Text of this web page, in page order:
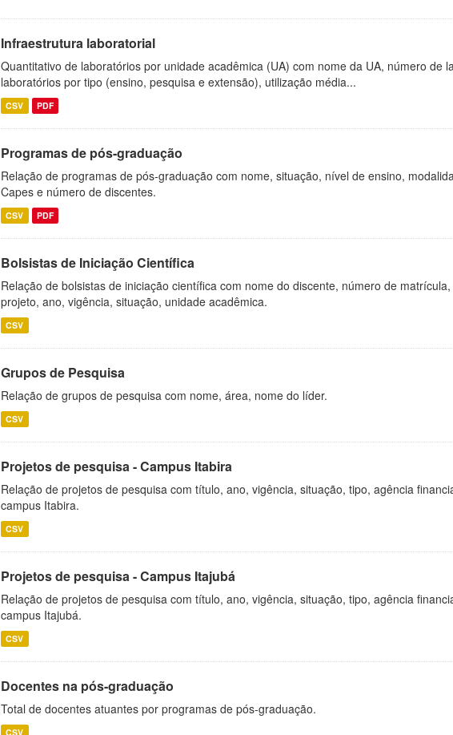
Infraestrutura laboratorial
Quantitativo de laboratórios por unidade acadêmica (UA) com nome da UA, número de
laboratórios por tipo (ensino, pesquisa e extensão), utilização média...
CSV PDF
Programas de pós-graduação
Relação de programas de pós-graduação com nome, situação, nível de ensino,
Capes e número de discentes.
CSV PDF
Bolsistas de Iniciação Científica
Relação de bolsistas de iniciação científica com nome do discente, número de
projeto, ano, vigência, situação, unidade acadêmica.
CSV
Grupos de Pesquisa
Relação de grupos de pesquisa com nome, área, nome do líder.
CSV
Projetos de pesquisa - Campus Itabira
Relação de projetos de pesquisa com título, ano, vigência, situação, tipo, agência
campus Itabira.
CSV
Projetos de pesquisa - Campus Itajubá
Relação de projetos de pesquisa com título, ano, vigência, situação, tipo, agência
campus Itajubá.
CSV
Docentes na pós-graduação
Total de docentes atuantes por programas de pós-graduação.
CSV